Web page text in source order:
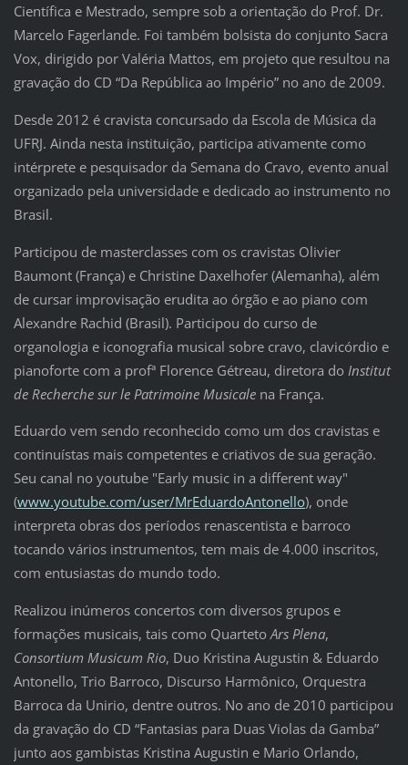
Científica e Mestrado, sempre sob a orientação do Prof. Dr.
Marcelo Fagerlande. Foi também bolsista do conjunto Sacra
Vox, dirigido por Valéria Mattos, em projeto que resultou na
gravação do CD “Da República ao Império” no ano de 2009.
Desde 2012 é cravista concursado da Escola de Música da
UFRJ. Ainda nesta instituição, participa ativamente como
intérprete e pesquisador da Semana do Cravo, evento anual
organizado pela universidade e dedicado ao instrumento no
Brasil.
Participou de masterclasses com os cravistas Olivier
Baumont (França) e Christine Daxelhofer (Alemanha), além
de cursar improvisação erudita ao órgão e ao piano com
Alexandre Rachid (Brasil). Participou do curso de
organologia e iconografia musical sobre cravo, clavicórdio e
pianoforte com a profª Florence Gétreau, diretora do Institut
de Recherche sur le Patrimoine Musicalena França.
Eduardo vem sendo reconhecido como um dos cravistas e
continuístas mais competentes e criativos de sua geração.
Seu canal no youtube "Early music in a different way"
(www.youtube.com/user/MrEduardoAntonello), onde
interpreta obras dos períodos renascentista e barroco
tocando vários instrumentos, tem mais de 4.000 inscritos,
com entusiastas do mundo todo.
Realizou inúmeros concertos com diversos grupos e
formações musicais, tais como QuartetoArs Plena,
Consortium Musicum Rio, Duo Kristina Augustin & Eduardo
Antonello, Trio Barroco, Discurso Harmônico, Orquestra
Barroca da Unirio, dentre outros. No ano de 2010 participou
da gravação do CD “Fantasias para Duas Violas da Gamba”
junto aos gambistas Kristina Augustin e Mario Orlando,